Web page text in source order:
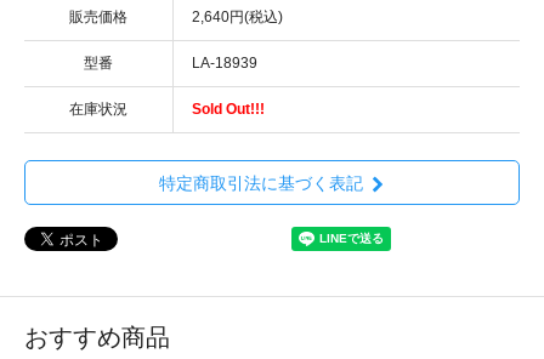
販売価格 2,640円(税込)
型番 LA-18939
在庫状況 Sold Out!!!
特定商取引法に基づく表記
おすすめ商品